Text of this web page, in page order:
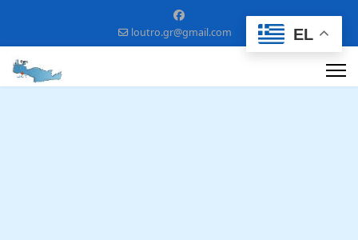
loutro.gr@gmail.com EL